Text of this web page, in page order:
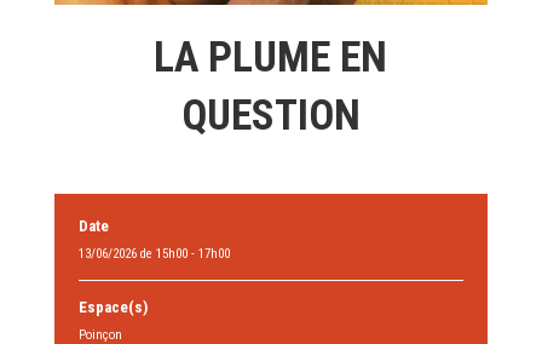
LA PLUME EN
QUESTION
Date
13/06/2026 de 15h00 - 17h00
Espace(s)
Poinçon